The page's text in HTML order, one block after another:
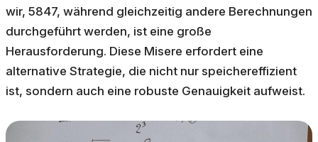
wir, 5847, während gleichzeitig andere Berechnungen
durchgeführt werden, ist eine große
Herausforderung. Diese Misere erfordert eine
alternative Strategie, die nicht nur speichereffizient
ist, sondern auch eine robuste Genauigkeit aufweist.